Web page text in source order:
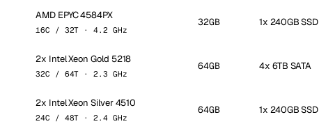
AMD EPYC 4584PX
16C / 32T · 4.2 GHz
32GB 1x 240GB SSD
2x Intel Xeon Gold 5218
32C / 64T · 2.3 GHz
64GB 4x 6TB SATA
2x Intel Xeon Silver 4510
24C / 48T · 2.4 GHz
64GB 1x 240GB SSD